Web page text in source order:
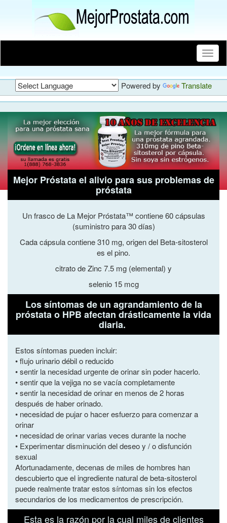
Toggle
Powered by Translate
Mejor Próstata el alivio para sus problemas de
próstata
Un frasco de La Mejor Próstata™ contiene 60 cápsulas
(suministro para 30 días)
Cada cápsula contiene 310 mg, origen del Beta-sitosterol
es el pino.
citrato de Zinc 7.5 mg (elemental) y
selenio 15 mcg
Los síntomas de un agrandamiento de la
próstata o HPB afectan drásticamente la vida
diaria.
Estos síntomas pueden incluir:
• flujo urinario débil o reducido
• sentir la necesidad urgente de orinar sin poder hacerlo.
• sentir que la vejiga no se vacía completamente
• sentir la necesidad de orinar en menos de 2 horas
después de haber orinado.
• necesidad de pujar o hacer esfuerzo para comenzar a
orinar
• necesidad de orinar varias veces durante la noche
• Experimentar disminución del deseo y / o disfunción
sexual
Afortunadamente, decenas de miles de hombres han
descubierto que el ingrediente natural de beta-sitosterol
puede realmente tratar estos síntomas sin los efectos
secundarios de los medicamentos de prescripción.
Esta es la razón por la cual miles de clientes